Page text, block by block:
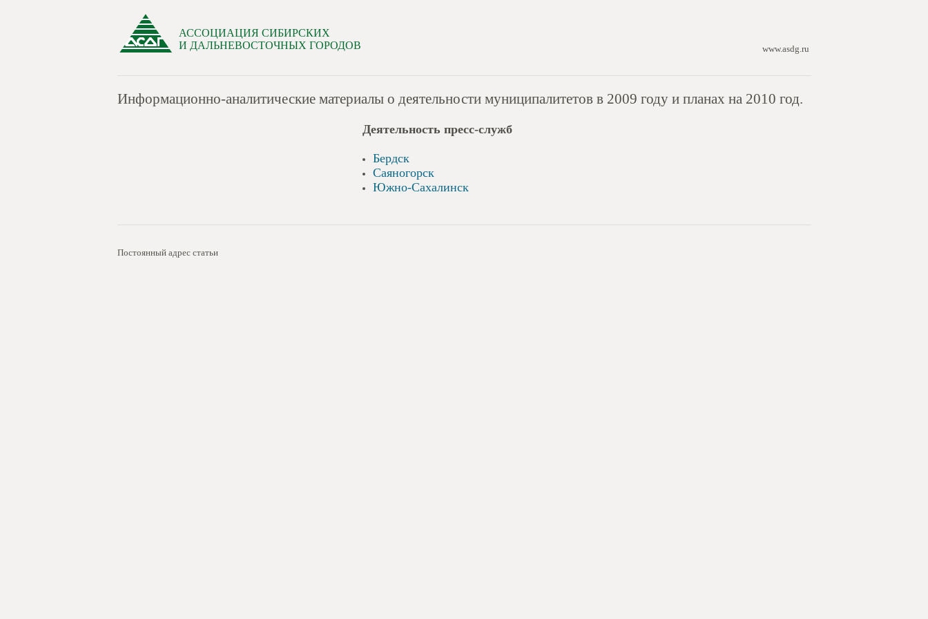
АССОЦИАЦИЯ СИБИРСКИХ
И ДАЛЬНЕВОСТОЧНЫХ ГОРОДОВ
www.asdg.ru
Информационно-аналитические материалы о деятельности муниципалитетов в 2009 году и планах на 2010 год.
Деятельность пресс-служб
Бердск
Саяногорск
Южно-Сахалинск
Постоянный адрес статьи